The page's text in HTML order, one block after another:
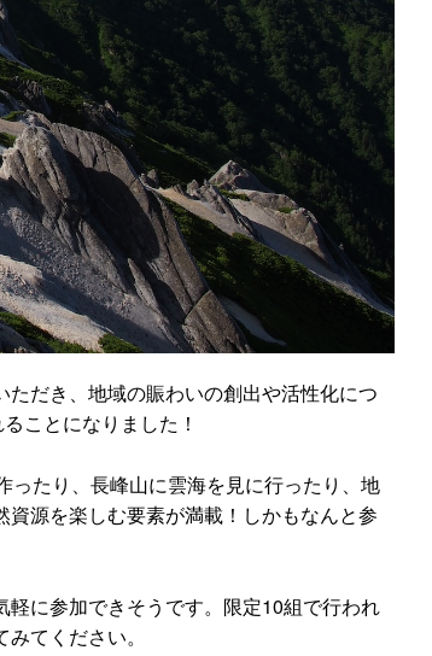
だき、地域の賑わいの創出や活性化につ
ことになりました！
ったり、長峰山に雲海を見に行ったり、地
源を楽しむ要素が満載！しかもなんと参
に参加できそうです。限定10組で行われ
てください。